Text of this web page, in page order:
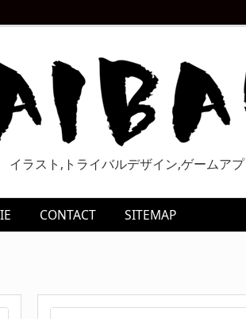
イラスト,トライバルデザイン,ゲームア
CONTACT SITEMAP